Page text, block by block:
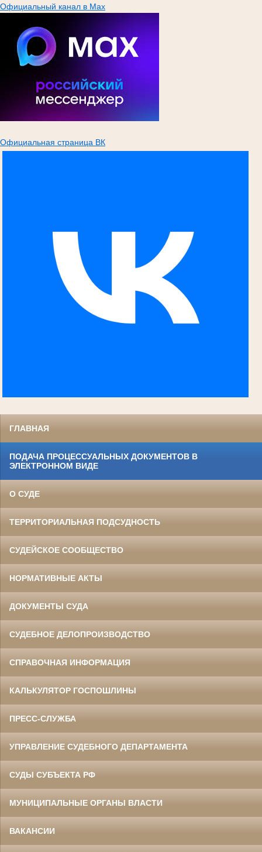
Официальный канал в Max
Официальная страница ВК
ГЛАВНАЯ
ПОДАЧА ПРОЦЕССУАЛЬНЫХ ДОКУМЕНТОВ В
ЭЛЕКТРОННОМ ВИДЕ
О СУДЕ
ТЕРРИТОРИАЛЬНАЯ ПОДСУДНОСТЬ
СУДЕЙСКОЕ СООБЩЕСТВО
НОРМАТИВНЫЕ АКТЫ
ДОКУМЕНТЫ СУДА
СУДЕБНОЕ ДЕЛОПРОИЗВОДСТВО
СПРАВОЧНАЯ ИНФОРМАЦИЯ
КАЛЬКУЛЯТОР ГОСПОШЛИНЫ
ПРЕСС-СЛУЖБА
УПРАВЛЕНИЕ СУДЕБНОГО ДЕПАРТАМЕНТА
СУДЫ СУБЪЕКТА РФ
МУНИЦИПАЛЬНЫЕ ОРГАНЫ ВЛАСТИ
ВАКАНСИИ